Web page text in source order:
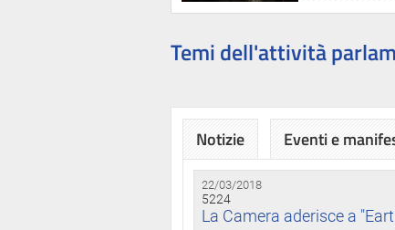
Temi dell'attività
Notizie Eventi e
22/03/2018
5224
La Camera aderisce a